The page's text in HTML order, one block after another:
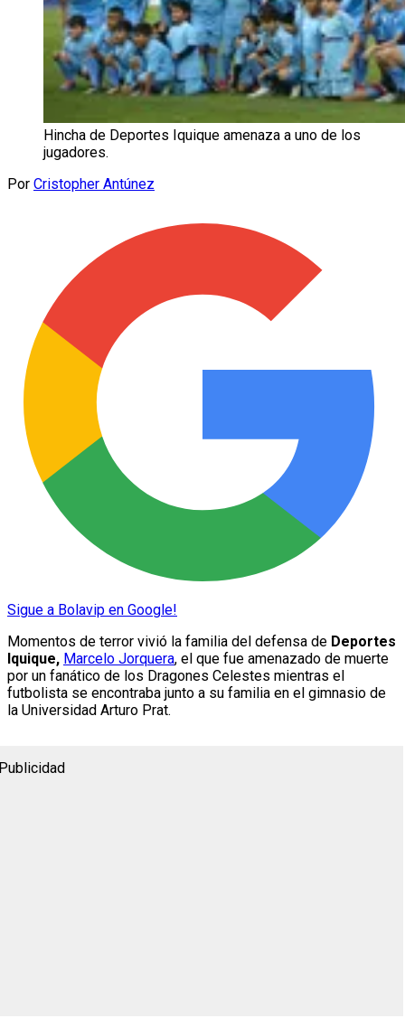
Hincha de Deportes Iquique amenaza a uno de los
jugadores.
Por Cristopher Antúnez
Sigue a Bolavip en Google!
Momentos de terror vivió la familia del defensa de Deportes
Iquique, Marcelo Jorquera, el que fue amenazado de muerte
por un fanático de los Dragones Celestes mientras el
futbolista se encontraba junto a su familia en el gimnasio de
la Universidad Arturo Prat.